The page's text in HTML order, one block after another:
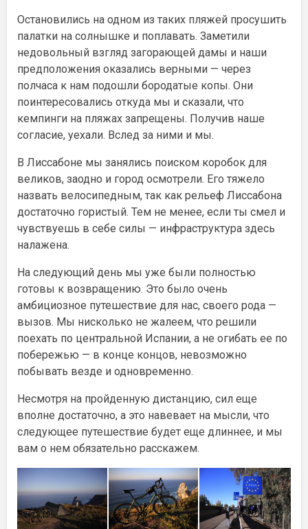
Остановились на одном из таких пляжей просушить
палатки на солнышке и поплавать. Заметили
недовольный взгляд загорающей дамы и наши
предположения оказались верными — через
полчаса к нам подошли бородатые копы. Они
поинтересовались откуда мы и сказали, что
кемпинги на пляжах запрещены. Получив наше
согласие, уехали. Вслед за ними и мы.
В Лиссабоне мы занялись поиском коробок для
великов, заодно и город осмотрели. Его тяжело
назвать велосипедным, так как рельеф Лиссабона
достаточно гористый. Тем не менее, если ты смел и
чувствуешь в себе силы — инфраструктура здесь
налажена.
На следующий день мы уже были полностью
готовы к возвращению. Это было очень
амбициозное путешествие для нас, своего рода —
вызов. Мы нисколько не жалеем, что решили
поехать по центральной Испании, а не огибать ее по
побережью — в конце концов, невозможно
побывать везде и одновременно.
Несмотря на пройденную дистанцию, сил еще
вполне достаточно, а это навевает на мысли, что
следующее путешествие будет еще длиннее, и мы
вам о нем обязательно расскажем.